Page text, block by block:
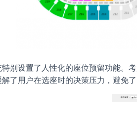
别设置了人性化的座位预留功能。
了用户在选座时的决策压力，避免